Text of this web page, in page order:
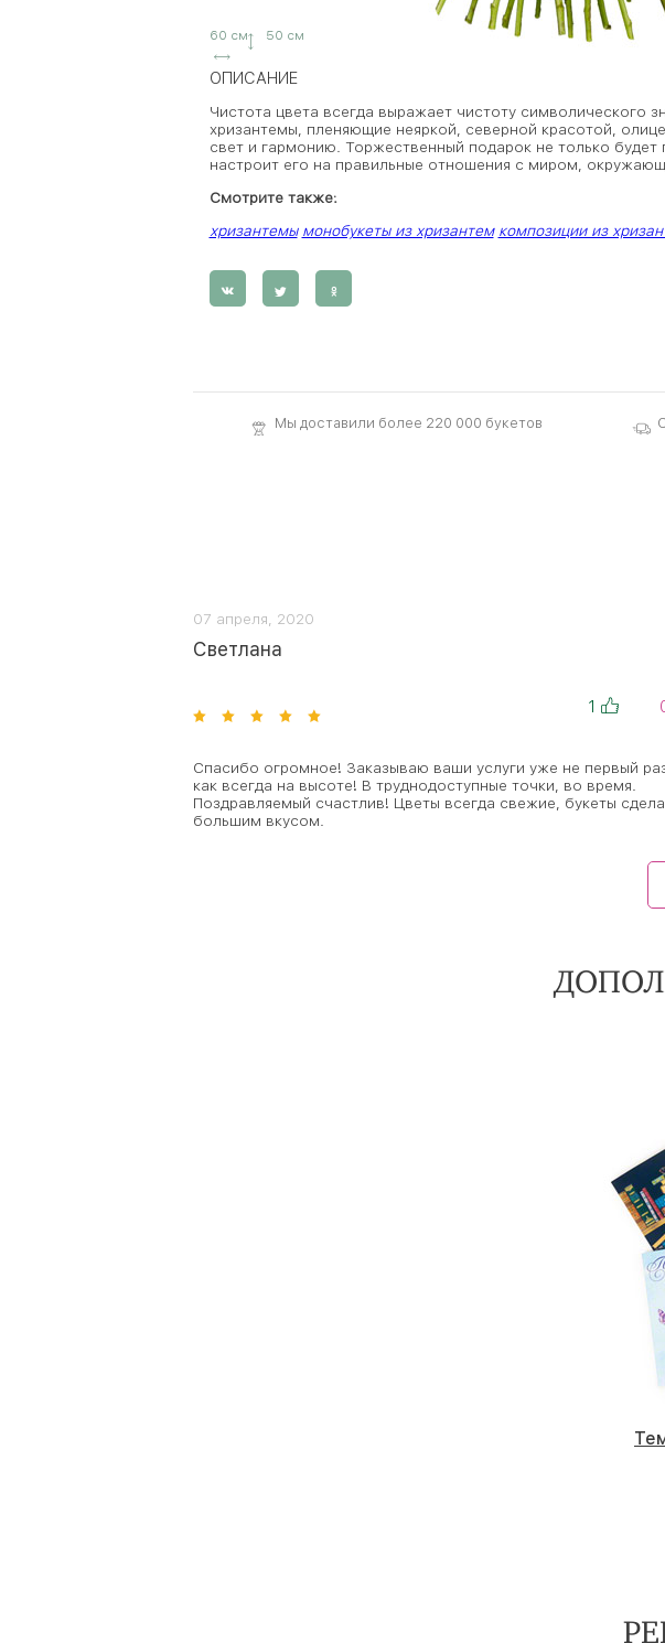
60 см 50 см
ОПИСАНИЕ
Чистота цвета всегда выражает чистоту символического
хризантемы, пленяющие неяркой, северной красотой,
свет и гармонию. Торжественный подарок не только будет
настроит его на правильные отношения с миром,
Смотрите также:
хризантемы монобукеты из хризантем композиции из
Мы доставили более 220 000 букетов
07 апреля, 2020
Светлана
1
Спасибо огромное! Заказываю ваши услуги уже не первый
как всегда на высоте! В труднодоступные точки, во время.
Поздравляемый счастлив! Цветы всегда свежие, букеты
большим вкусом.